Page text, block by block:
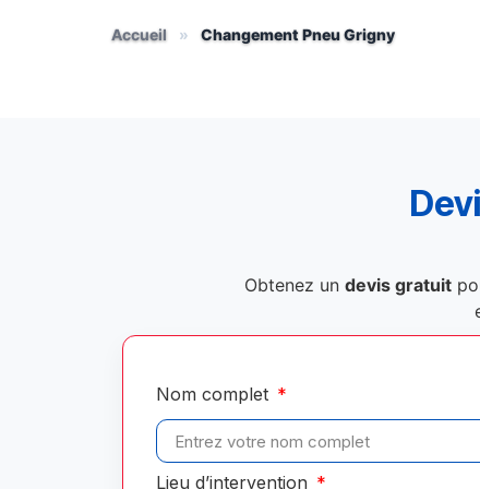
Accueil » Changement Pneu Grigny
Obtenez un devis gratuit
Nom complet
Lieu d’intervention